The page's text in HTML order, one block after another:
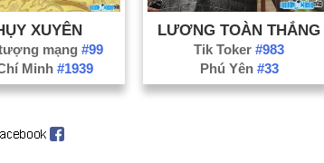
XUYÊN
mạng #99
Minh#1939
LƯƠNG TOÀN THẮNG
Tik Toker#983
Phú Yên #33